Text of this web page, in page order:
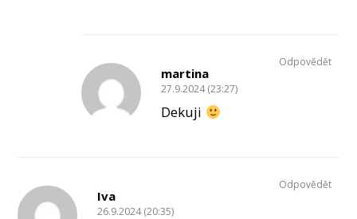
martina
27.9.2024 (23:27)
Dekuji
Odpovědět
Iva
26.9.2024 (20:35)
Odpovědět